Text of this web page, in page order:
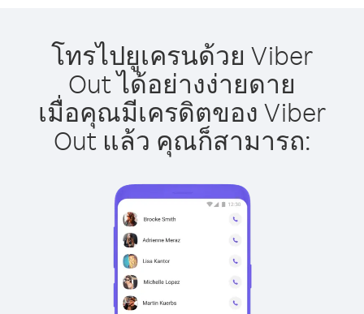
โทรไปยูเครนด้วย Viber
Out ได้อย่างง่ายดาย
เมื่อคุณมีเครดิตของ Viber
Out แล้ว คุณก็สามารถ: